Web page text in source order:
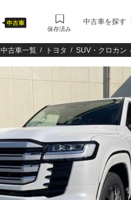
保存済み
中古車を探す
中古車一覧 トヨタ SUV・クロカン